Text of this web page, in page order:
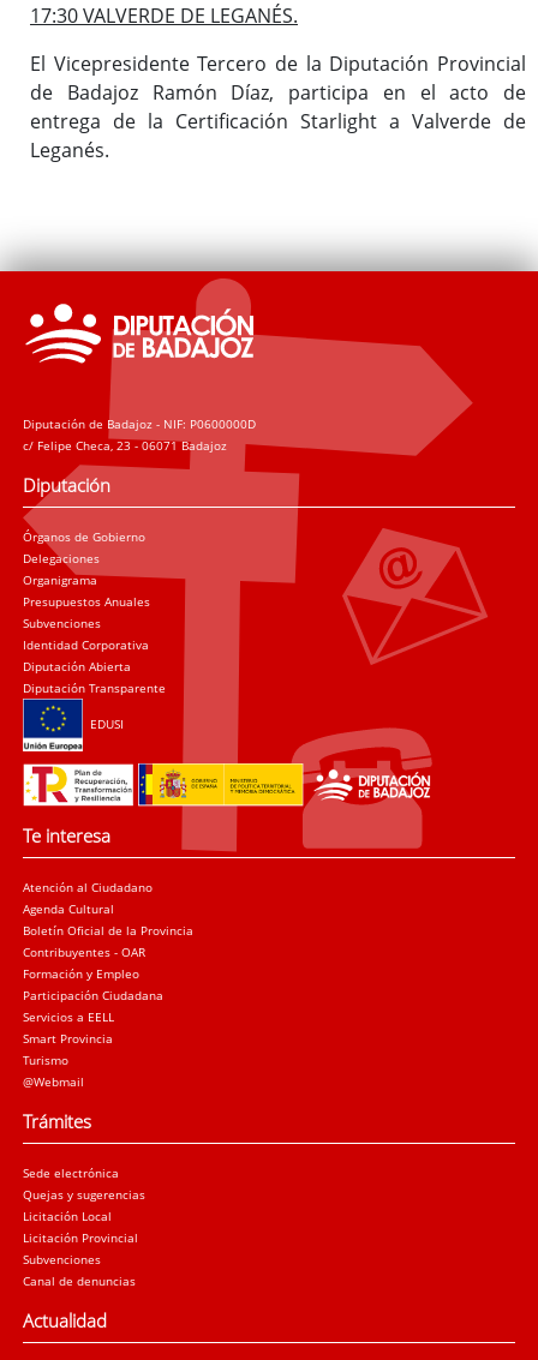
17:30 VALVERDE DE LEGANÉS.
El Vicepresidente Tercero de la Diputación Provincial
de Badajoz Ramón Díaz, participa en el acto de
entrega de la Certificación Starlight a Valverde de
Leganés.
Diputación de Badajoz - NIF: P0600000D
c/ Felipe Checa, 23 - 06071 Badajoz
Diputación
Órganos de Gobierno
Delegaciones
Organigrama
Presupuestos Anuales
Subvenciones
Identidad Corporativa
Diputación Abierta
Diputación Transparente
EDUSI
Te interesa
Atención al Ciudadano
Agenda Cultural
Boletín Oficial de la Provincia
Contribuyentes - OAR
Formación y Empleo
Participación Ciudadana
Servicios a EELL
Smart Provincia
Turismo
@Webmail
Trámites
Sede electrónica
Quejas y sugerencias
Licitación Local
Licitación Provincial
Subvenciones
Canal de denuncias
Actualidad